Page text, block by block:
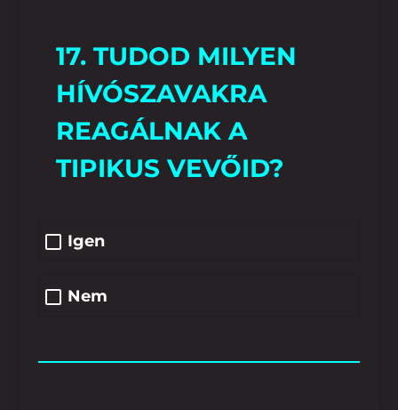
17. TUDOD MILYEN
HÍVÓSZAVAKRA
REAGÁLNAK A
TIPIKUS VEVŐID?
Igen
Nem